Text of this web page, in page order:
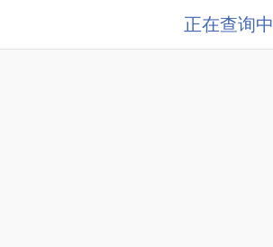
正在查询中